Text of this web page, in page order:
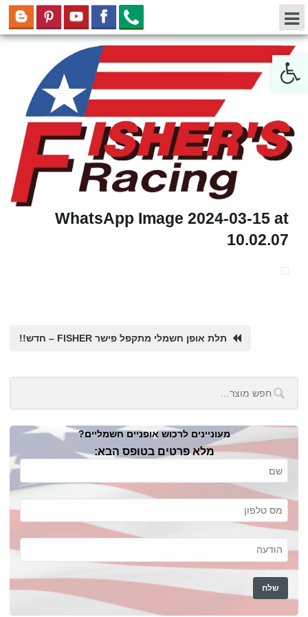
WhatsApp Image 2024-03-15 at
10.02.07
תלת אופן חשמלי מתקפל פישר FISHER – חדש!!
מעוניינים לרכוש אופניים חשמליים?
מלא פרטים בטופס הבא: